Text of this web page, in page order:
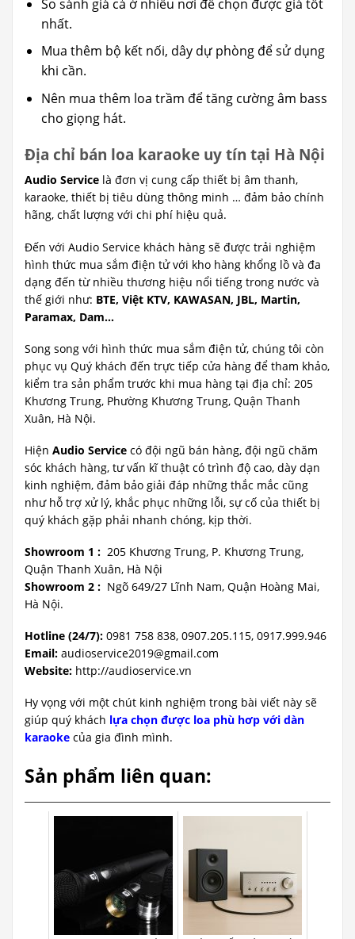
So sánh giá cả ở nhiều nơi để chọn được giá tốt
nhất.
Mua thêm bộ kết nối, dây dự phòng để sử dụng
khi cần.
Nên mua thêm loa trầm để tăng cường âm bass
cho giọng hát.
Địa chỉ bán loa karaoke uy tín tại Hà Nội
Audio Service là đơn vị cung cấp thiết bị âm thanh,
karaoke, thiết bị tiêu dùng thông minh … đảm bảo chính
hãng, chất lượng với chi phí hiệu quả.
Đến với Audio Service khách hàng sẽ được trải nghiệm
hình thức mua sắm điện tử với kho hàng khổng lồ và đa
dạng đến từ nhiều thương hiệu nổi tiếng trong nước và
thế giới như: BTE, Việt KTV, KAWASAN, JBL, Martin,
Paramax, Dam…
Song song với hình thức mua sắm điện tử, chúng tôi còn
phục vụ Quý khách đến trực tiếp cửa hàng để tham khảo,
kiểm tra sản phẩm trước khi mua hàng tại địa chỉ: 205
Khương Trung, Phường Khương Trung, Quận Thanh
Xuân, Hà Nội.
Hiện Audio Service có đội ngũ bán hàng, đội ngũ chăm
sóc khách hàng, tư vấn kĩ thuật có trình độ cao, dày dạn
kinh nghiệm, đảm bảo giải đáp những thắc mắc cũng
như hỗ trợ xử lý, khắc phục những lỗi, sự cố của thiết bị
quý khách gặp phải nhanh chóng, kịp thời.
Showroom 1 : 205 Khương Trung, P. Khương Trung,
Quận Thanh Xuân, Hà Nội
Showroom 2 : Ngõ 649/27 Lĩnh Nam, Quận Hoàng Mai,
Hà Nội.
Hotline (24/7): 0981 758 838, 0907.205.115, 0917.999.946
Email: audioservice2019@gmail.com
Website: http://audioservice.vn
Hy vọng với một chút kinh nghiệm trong bài viết này sẽ
giúp quý khách lựa chọn được loa phù hơp với dàn
karaoke của gia đình mình.
Sản phẩm liên quan: